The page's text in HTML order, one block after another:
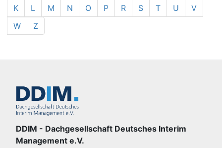
K
L M N O P R S T U
V
W
Z
DDIM - Dachgesellschaft Deutsches Interim
Management e.V.